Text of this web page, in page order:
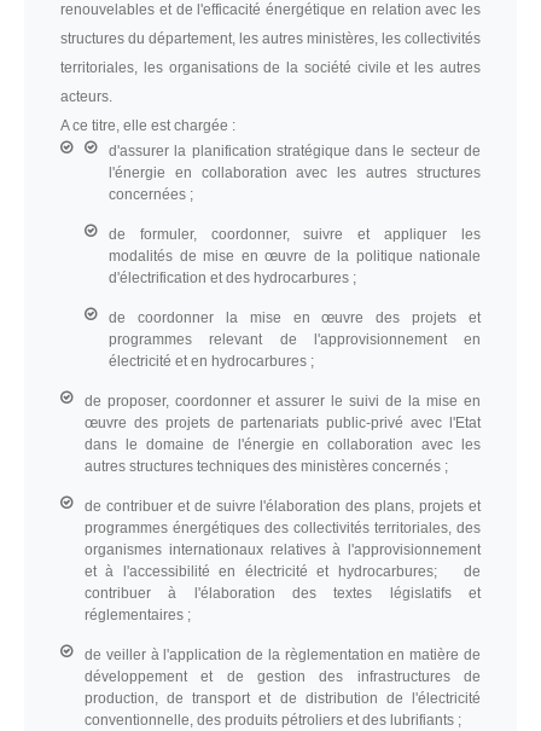
renouvelables et de l'efficacité énergétique en relation avec les
structures du département, les autres ministères, les collectivités
territoriales, les organisations de la société civile et les autres
acteurs.
A ce titre, elle est chargée :
d'assurer la planification stratégique dans le secteur de
l'énergie en collaboration avec les autres structures
concernées ;
de formuler, coordonner, suivre et appliquer les
modalités de mise en œuvre de la politique nationale
d'électrification et des hydrocarbures ;
de coordonner la mise en œuvre des projets et
programmes relevant de l'approvisionnement en
électricité et en hydrocarbures ;
de proposer, coordonner et assurer le suivi de la mise en
œuvre des projets de partenariats public-privé avec l'Etat
dans le domaine de l'énergie en collaboration avec les
autres structures techniques des ministères concernés ;
de contribuer et de suivre l'élaboration des plans, projets et
programmes énergétiques des collectivités territoriales, des
organismes internationaux relatives à l'approvisionnement
et à l'accessibilité en électricité et hydrocarbures; de
contribuer à l'élaboration des textes législatifs et
réglementaires ;
de veiller à l'application de la règlementation en matière de
développement et de gestion des infrastructures de
production, de transport et de distribution de l'électricité
conventionnelle, des produits pétroliers et des lubrifiants ;